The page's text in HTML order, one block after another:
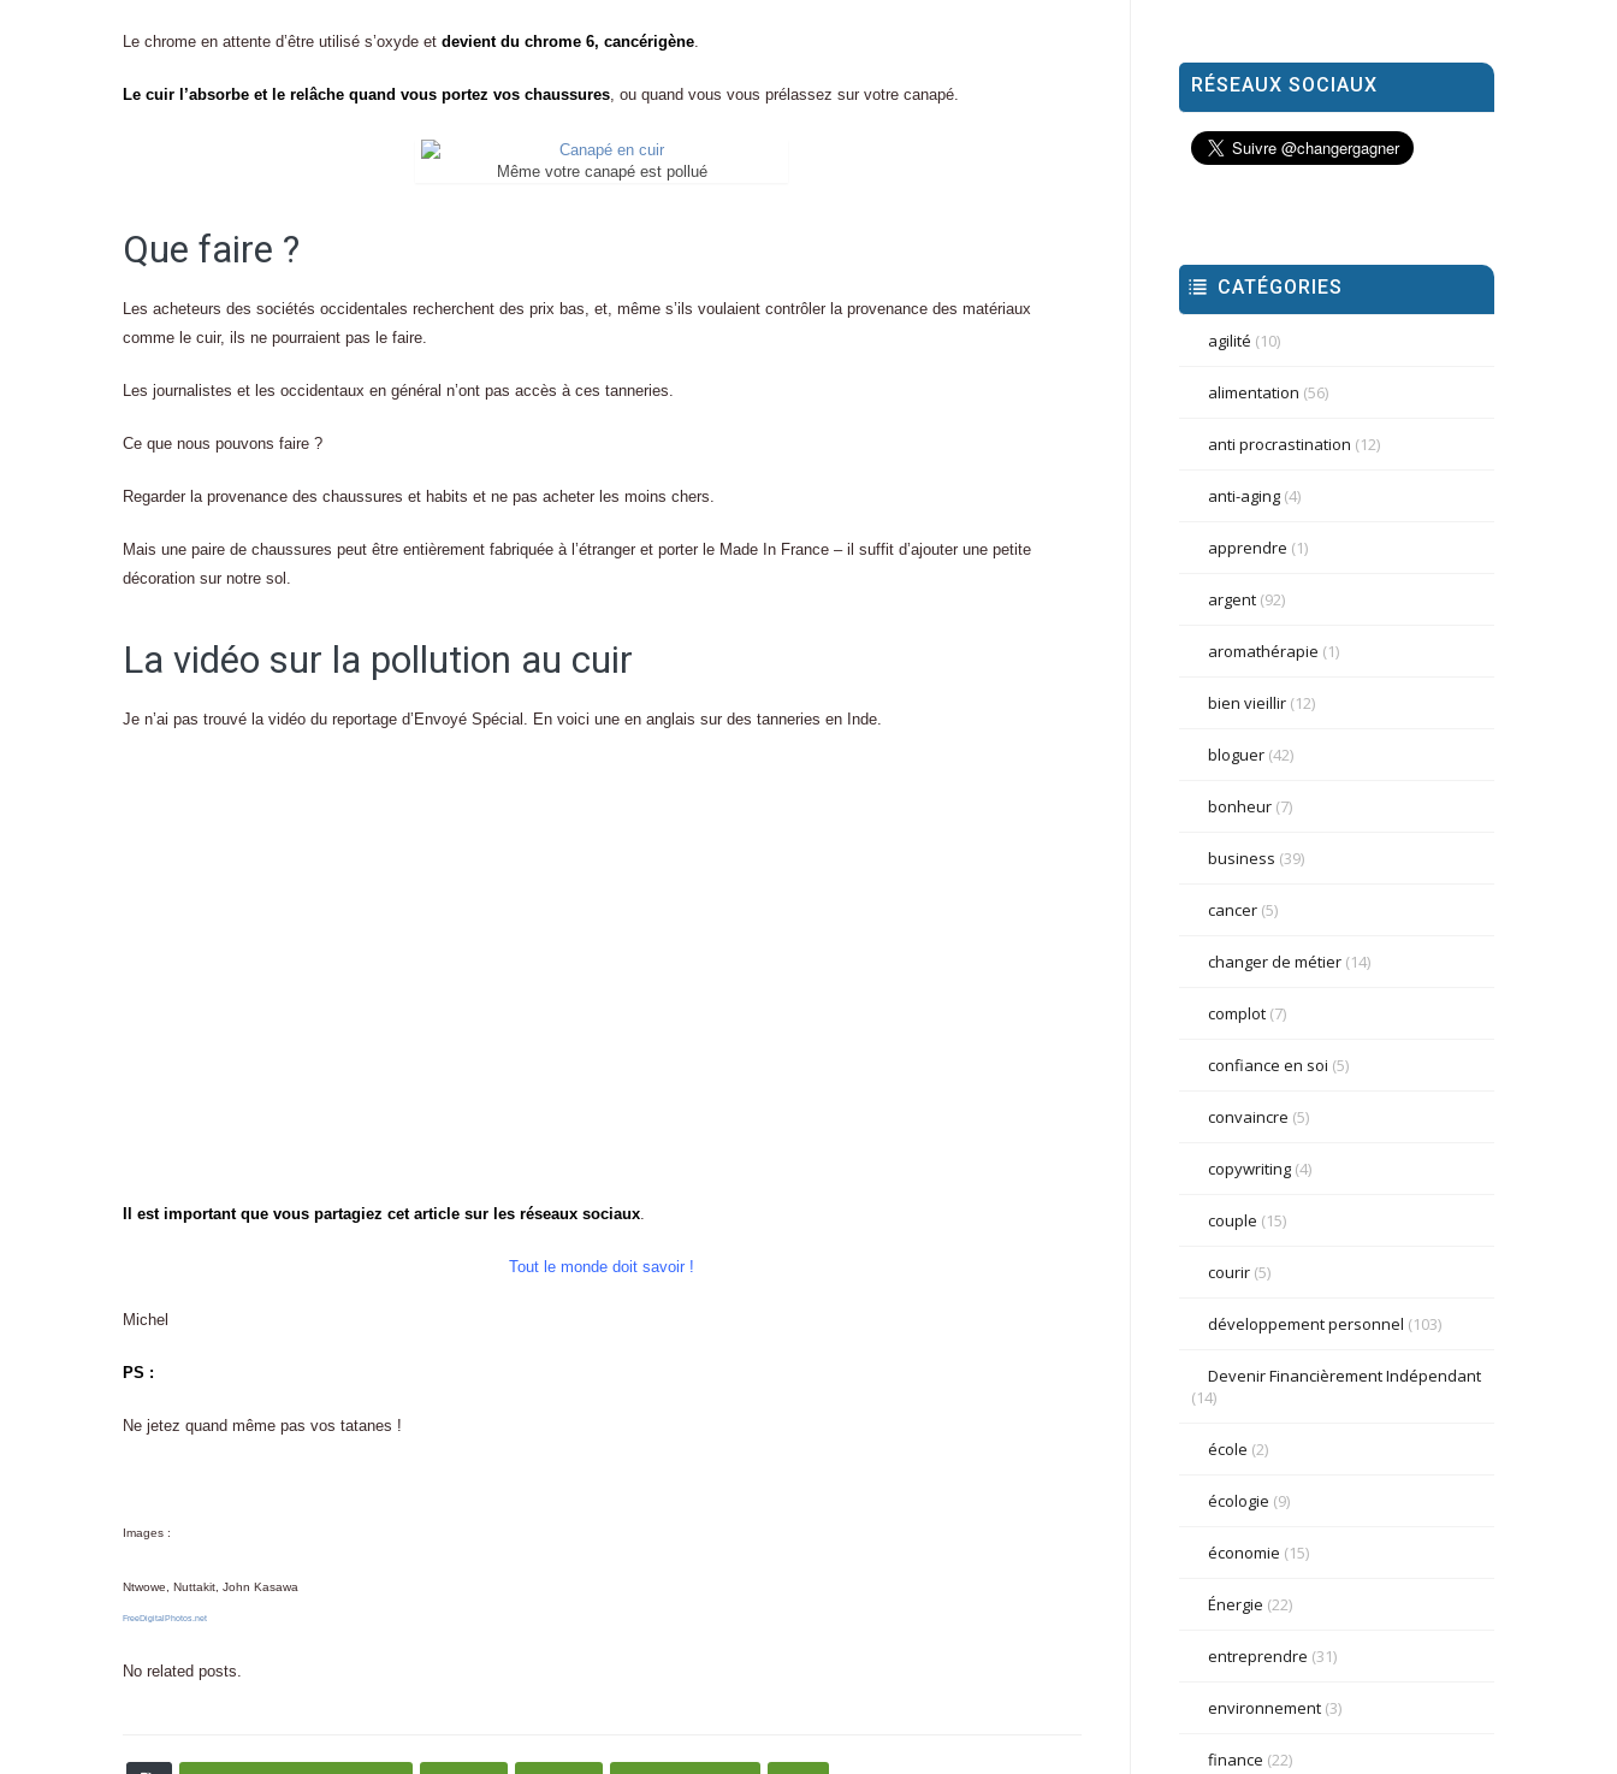
Le chrome en attente d’être utilisé s’oxyde et devient du chrome 6, cancérigène.
Le cuir l’absorbe et le relâche quand vous portez vos chaussures, ou quand vous vous prélassez sur votre canapé.
Même votre canapé est pollué
Que faire ?
Les acheteurs des sociétés occidentales recherchent des prix bas, et, même s’ils voulaient contrôler la provenance des matériaux
comme le cuir, ils ne pourraient pas le faire.
Les journalistes et les occidentaux en général n’ont pas accès à ces tanneries.
Ce que nous pouvons faire ?
Regarder la provenance des chaussures et habits et ne pas acheter les moins chers.
Mais une paire de chaussures peut être entièrement fabriquée à l’étranger et porter le Made In France – il suffit d’ajouter une petite
décoration sur notre sol.
La vidéo sur la pollution au cuir
Je n’ai pas trouvé la vidéo du reportage d’Envoyé Spécial. En voici une en anglais sur des tanneries en Inde.
Il est important que vous partagiez cet article sur les réseaux sociaux.
Tout le monde doit savoir !
Michel
PS :
Ne jetez quand même pas vos tatanes !
Images :
Ntwowe, Nuttakit, John Kasawa
FreeDigitalPhotos.net
No related posts.
RÉSEAUX SOCIAUX
CATÉGORIES
agilité (10)
alimentation (56)
anti procrastination (12)
anti-aging(4)
apprendre (1)
argent(92)
aromathérapie (1)
bien vieillir(12)
bloguer(42)
bonheur(7)
business (39)
cancer(5)
changer de métier(14)
complot(7)
confiance en soi (5)
convaincre (5)
copywriting(4)
couple (15)
courir(5)
développement personnel (103)
Devenir Financièrement Indépendant
(14)
école (2)
écologie (9)
économie (15)
Énergie (22)
entreprendre (31)
environnement(3)
finance (22)